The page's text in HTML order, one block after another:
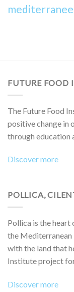
mediterranee
FUTURE FOOD
The Future Food
positive change in
through education
Discover more
POLLICA,
Pollica is the
the
with the land that
Institute project
Discover more